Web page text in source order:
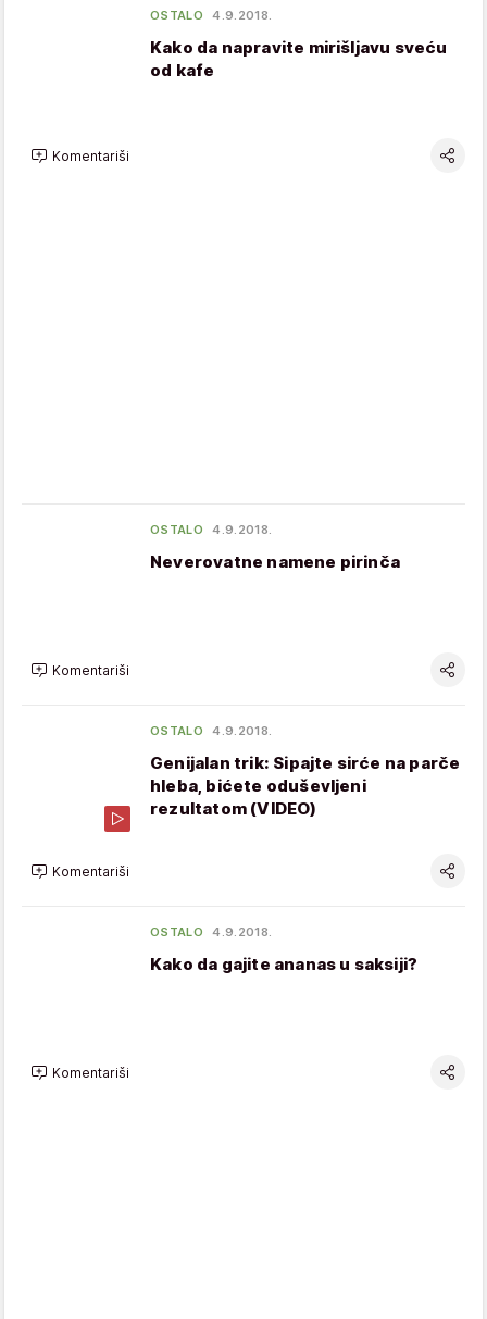
OSTALO 4.9.2018.
Kako da napravite mirišljavu sveću
od kafe
Komentariši
OSTALO 4.9.2018.
Neverovatne namene pirinča
Komentariši
OSTALO 4.9.2018.
Genijalan trik: Sipajte sirće na parče
hleba, bićete oduševljeni
rezultatom (VIDEO)
Komentariši
OSTALO 4.9.2018.
Kako da gajite ananas u saksiji?
Komentariši